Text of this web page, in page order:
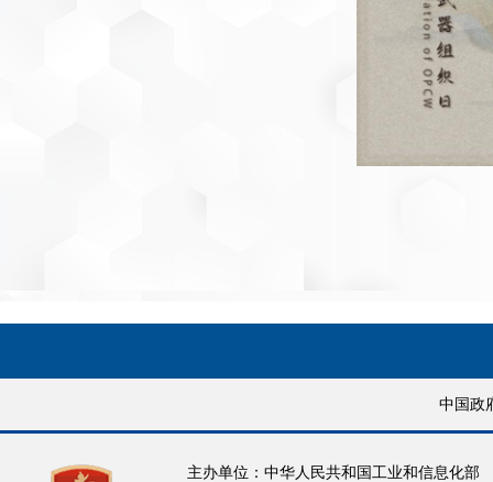
中国政
主办单位：中华人民共和国工业和信息化部